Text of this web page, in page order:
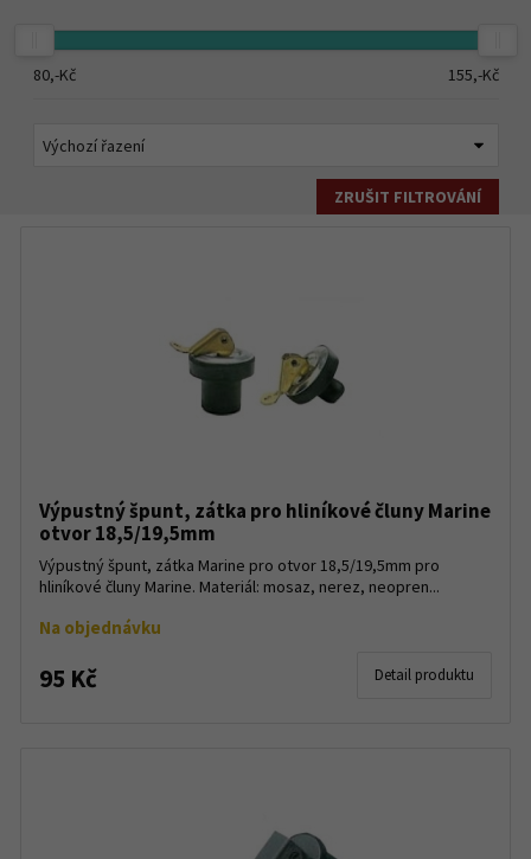
80,-Kč 155,-Kč
ZRUŠIT FILTROVÁNÍ
Výpustný špunt, zátka pro hliníkové čluny Marine
otvor 18,5/19,5mm
Výpustný špunt, zátka Marine pro otvor 18,5/19,5mm pro
hliníkové čluny Marine. Materiál: mosaz, nerez, neopren...
Na objednávku
95 Kč Detail produktu